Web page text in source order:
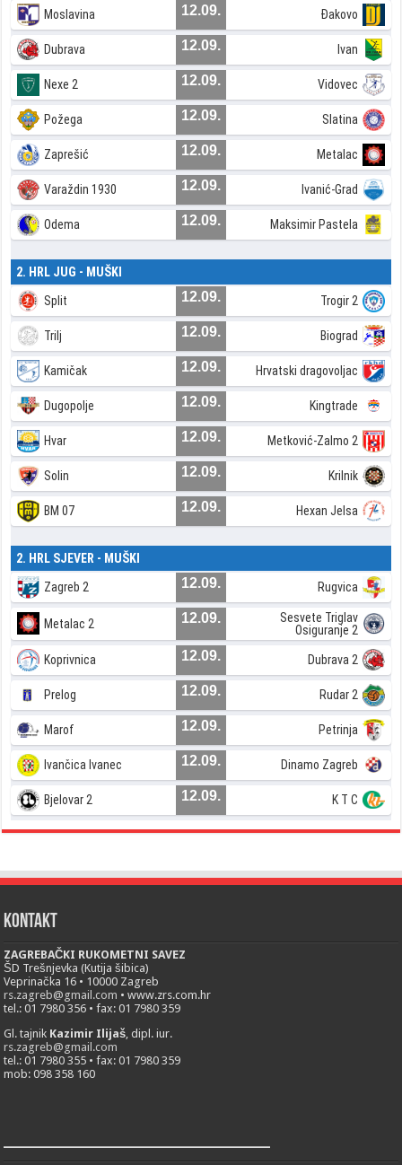
Moslavina 12.09. Đakovo
Dubrava 12.09. Ivan
Nexe 2 12.09. Vidovec
Požega 12.09. Slatina
Zaprešić 12.09. Metalac
Varaždin 1930 12.09. Ivanić-Grad
Odema 12.09. Maksimir Pastela
2. HRL JUG - MUŠKI
Split 12.09. Trogir 2
Trilj 12.09. Biograd
Kamičak 12.09. Hrvatski dragovoljac
Dugopolje 12.09. Kingtrade
Hvar 12.09. Metković-Zalmo 2
Solin 12.09. Krilnik
BM 07 12.09. Hexan Jelsa
2. HRL SJEVER - MUŠKI
Zagreb 2 12.09. Rugvica
Metalac 2 12.09.
Sesvete Triglav
Osiguranje 2
Koprivnica 12.09. Dubrava 2
Prelog 12.09. Rudar 2
Marof 12.09. Petrinja
Ivančica Ivanec 12.09. Dinamo Zagreb
Bjelovar 2 12.09. K T C
Kontakt
ZAGREBAČKI RUKOMETNI SAVEZ
ŠD Trešnjevka (Kutija šibica)
Veprinačka 16 • 10000 Zagreb
rs.zagreb@gmail.com • www.zrs.com.hr
tel.: 01 7980 356 • fax: 01 7980 359
Gl. tajnik Kazimir Ilijaš , dipl. iur.
rs.zagreb@gmail.com
tel.: 01 7980 355 • fax: 01 7980 359
mob: 098 358 160